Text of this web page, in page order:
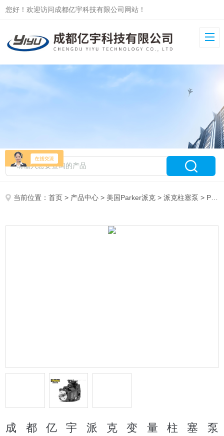
您好！欢迎访问成都亿宇科技有限公司网站！
当前位置：首页 > 产品中心 > 美国Parker派克 >派克柱塞泵 > PV180R1K1T1NELC成都亿宇派克变量柱塞泵PV180R1K1B1NFFC
成都亿宇派克变量柱塞泵